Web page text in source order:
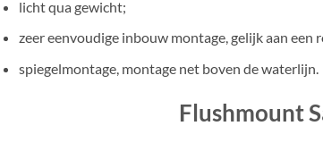
licht qua gewicht;
zeer eenvoudige inbouw montage, gelijk aan een
spiegelmontage, montage net boven de waterlijn.
Flushmount